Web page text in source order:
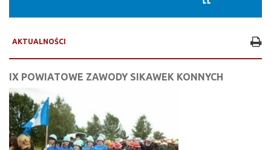
AKTUALNOŚCI
IX POWIATOWE ZAWODY SIKAWEK KONNYCH